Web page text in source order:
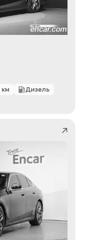
км
Дизель